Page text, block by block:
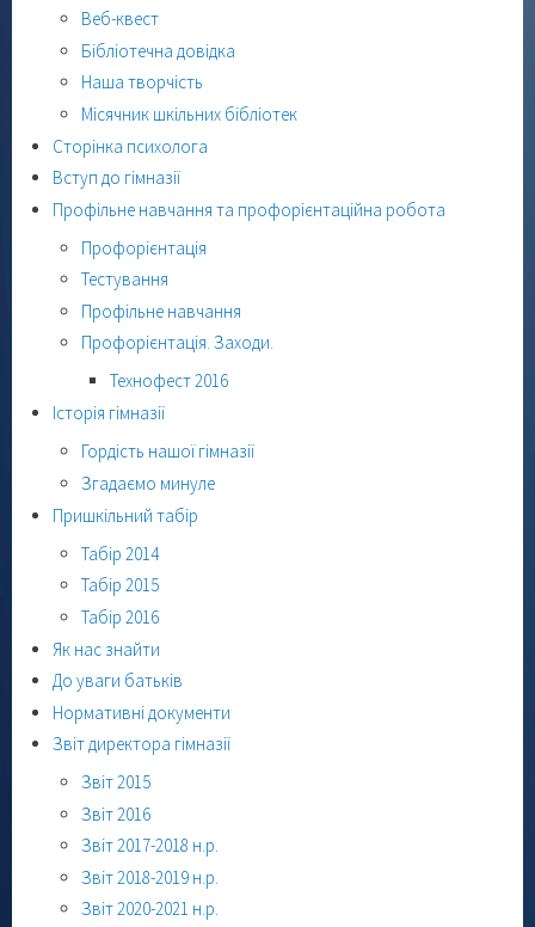
Веб-квест
Бібліотечна довідка
Наша творчість
Місячник шкільних бібліотек
Сторінка психолога
Вступ до гімназії
Профільне навчання та профорієнтаційна робота
Профорієнтація
Тестування
Профільне навчання
Профорієнтація. Заходи.
Технофест 2016
Історія гімназії
Гордість нашої гімназії
Згадаємо минуле
Пришкільний табір
Табір 2014
Табір 2015
Табір 2016
Як нас знайти
До уваги батьків
Нормативні документи
Звіт директора гімназії
Звіт 2015
Звіт 2016
Звіт 2017-2018 н.р.
Звіт 2018-2019 н.р.
Звіт 2020-2021 н.р.